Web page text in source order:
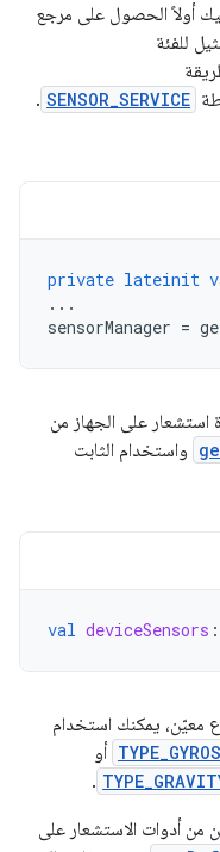
أولاً الحصول على مرجع
للفئة
SENSOR_SERVICE
.
private lateinit
...
sensorManager =
استشعار على الجهاز من
واستخدام الثابت
val deviceSensors :
معيّن، يمكنك استخدام
أو
.
من أدوات الاستشعار على